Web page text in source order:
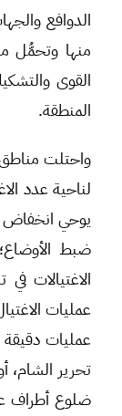
الدوافع
منها وتحمُّل
القوى
المنطقة.
واحتلت
لناحية عدد
يوحي انخفاض
ضبط الأوضاع؛
الاغتيالات
عمليات
عمليات
تحرير
ضلوع أطراف